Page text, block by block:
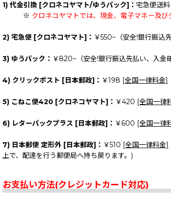
1) 代金引換 [クロネコヤマト/ゆうパック]： 宅急便送
※ クロネコヤマトでは、現金、電子マネー及
2) 宅急便 [クロネコヤマト]： ￥550~（安全!銀行振込
3) ゆうパック： ￥820~（安全!銀行振込先払い、入金
4) クリックポスト [日本郵政]： ￥198 [全国一律料金]
5) こねこ便420 [クロネコヤマト]： ￥420 [全国一律
6) レターパックプラス [日本郵政]： ￥600 [全国一律
7) 日本郵便 定形外 [日本郵政]： ￥510 [全国一律料金]
上で、配達を行う郵便局へ持ち戻ります。)
お支払い方法(クレジットカード対応)